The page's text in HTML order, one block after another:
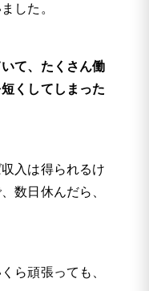
した。
て、たくさん働
くしてしまった
入は得られるけ
数日休んだら、
ら頑張っても、